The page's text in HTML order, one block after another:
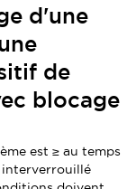
d'une
de
blocage
est ≥ au temps